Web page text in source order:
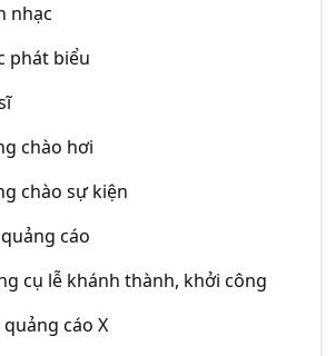
nhạc
phát biểu
chào hơi
chào sự kiện
cáo
cụ lễ khánh thành, khởi công
cáo X